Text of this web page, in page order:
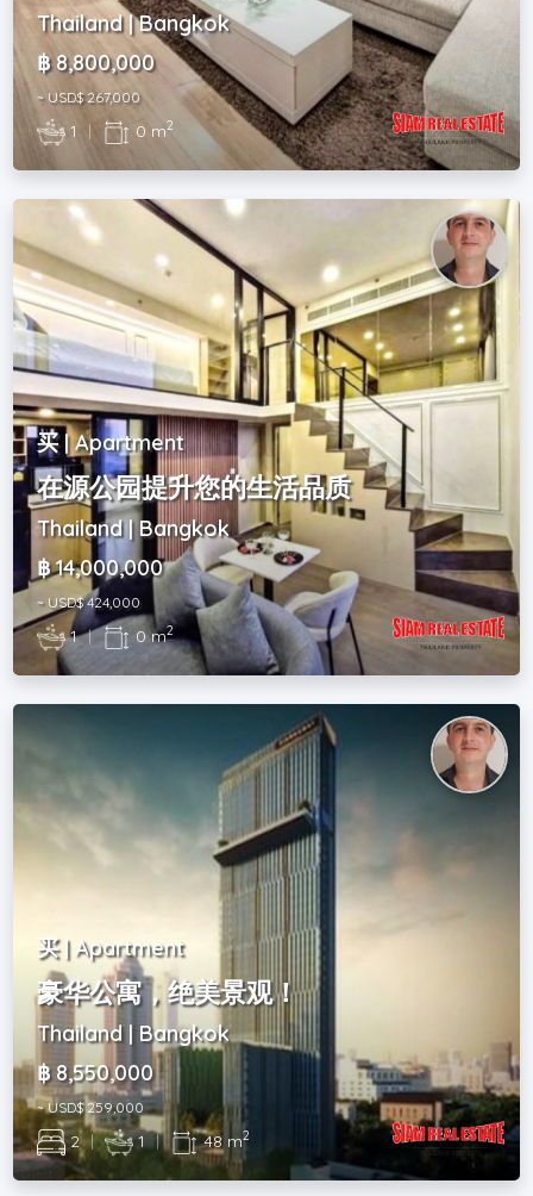
Thailand | Bangkok
฿ 8,800,000
~ USD$ 267,000
1 | 0 m2
买 | Apartment
在源公园提升您的生活品质
Thailand | Bangkok
฿ 14,000,000
~ USD$ 424,000
1 | 0 m2
买 | Apartment
豪华公寓，绝美景观！
Thailand | Bangkok
฿ 8,550,000
~ USD$ 259,000
2 | 1 | 48 m2